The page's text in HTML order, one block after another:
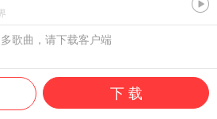
歌曲，请下载客户端
下 载